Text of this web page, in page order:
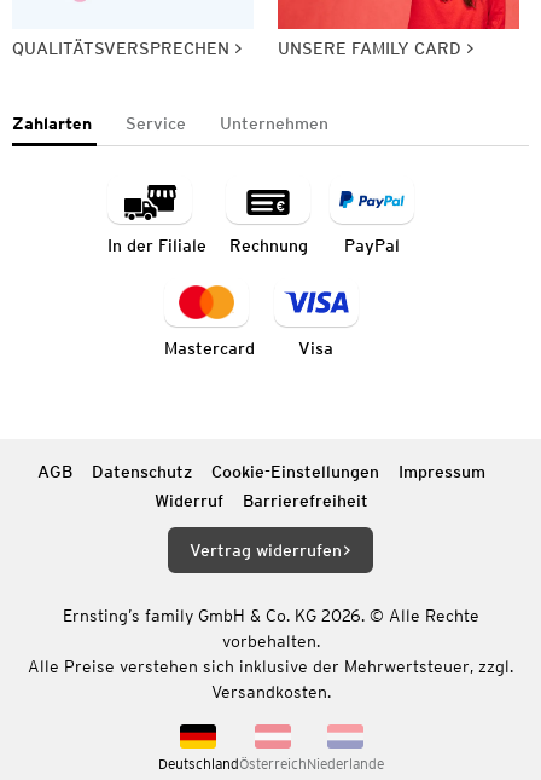
QUALITÄTSVERSPRECHEN UNSERE FAMILY CARD
Zahlarten Service Unternehmen
In der Filiale Rechnung PayPal
Mastercard Visa
AGB Datenschutz Cookie-Einstellungen
Impressum
Widerruf
Barrierefreiheit
Vertrag widerrufen
Ernsting’s family GmbH & Co. KG 2026. © Alle Rechte
vorbehalten.
Alle Preise verstehen sich inklusive der Mehrwertsteuer, zzgl.
Versandkosten.
DeutschlandÖsterreichNiederlande